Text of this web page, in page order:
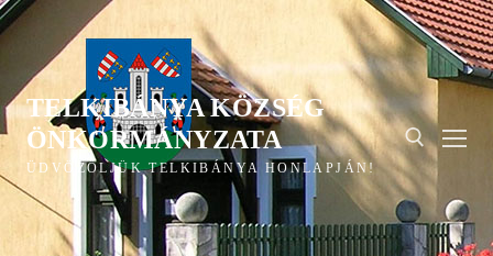
Ugrás
a
tartalomra
TELKIBÁNYA KÖZSÉG
ÖNKORMÁNYZATA
ÜDVÖZÖLJÜK TELKIBÁNYA HONLAPJÁN!
Keresése: